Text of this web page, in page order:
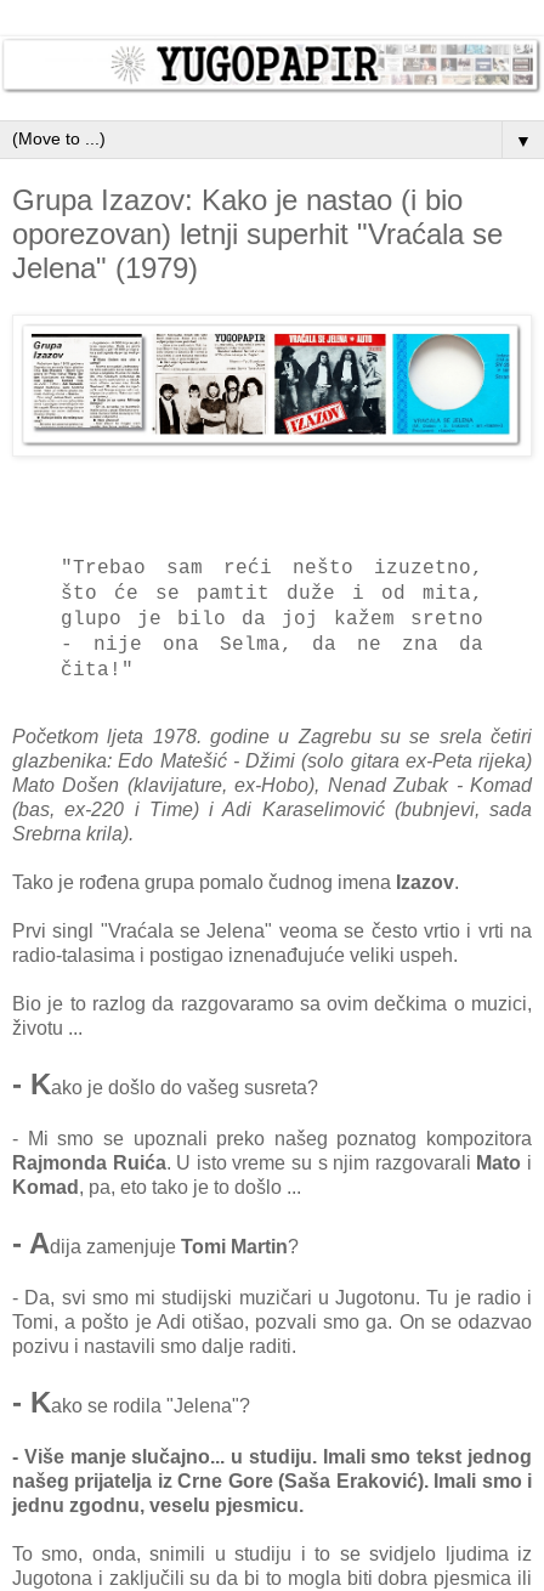
▼
Grupa Izazov: Kako je nastao (i bio
oporezovan) letnji superhit "Vraćala se
Jelena" (1979)
"Trebao sam reći nešto izuzetno,
što će se pamtit duže i od mita,
glupo je bilo da joj kažem sretno
- nije ona Selma, da ne zna da
čita!"
Početkom ljeta 1978. godine u Zagrebu su se srela četiri
glazbenika: Edo Matešić - Džimi (solo gitara ex-Peta rijeka)
Mato Došen (klavijature, ex-Hobo), Nenad Zubak - Komad
(bas, ex-220 i Time) i Adi Karaselimović (bubnjevi, sada
Srebrna krila).
Tako je rođena grupa pomalo čudnog imena Izazov.
Prvi singl "Vraćala se Jelena" veoma se često vrtio i vrti na
radio-talasima i postigao iznenađujuće veliki uspeh.
Bio je to razlog da razgovaramo sa ovim dečkima o muzici,
životu ...
- Kako je došlo do vašeg susreta?
- Mi smo se upoznali preko našeg poznatog kompozitora
Rajmonda Ruića. U isto vreme su s njim razgovarali Mato i
Komad , pa, eto tako je to došlo ...
- Adija zamenjuje Tomi Martin?
- Da, svi smo mi studijski muzičari u Jugotonu. Tu je radio i
Tomi, a pošto je Adi otišao, pozvali smo ga. On se odazvao
pozivu i nastavili smo dalje raditi.
- Kako se rodila "Jelena"?
- Više manje slučajno... u studiju. Imali smo tekst jednog
našeg prijatelja iz Crne Gore (Saša Eraković). Imali smo i
jednu zgodnu, veselu pjesmicu.
To smo, onda, snimili u studiju i to se svidjelo ljudima iz
Jugotona i zaključili su da bi to mogla biti dobra pjesmica ili